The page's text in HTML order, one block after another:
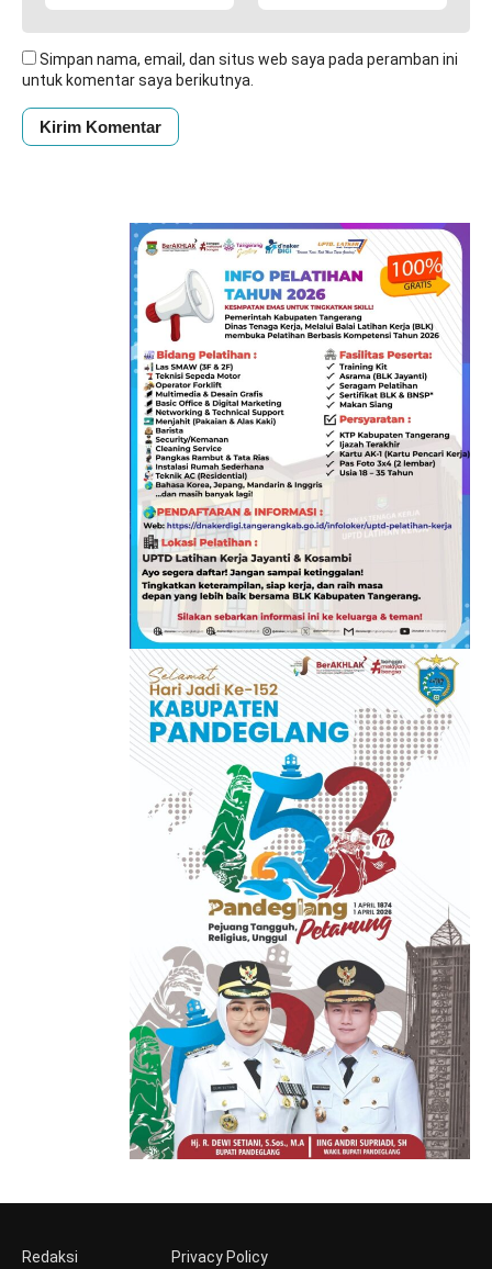
Simpan nama, email, dan situs web saya pada peramban ini
untuk komentar saya berikutnya.
Redaksi Privacy Policy